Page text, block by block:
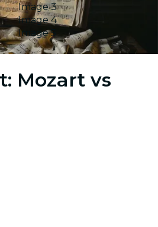
Image 3
Image 4
Image 5
Mozart vs